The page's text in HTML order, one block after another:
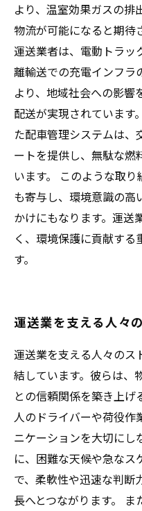
より、温室効果ガスの排
物流が可能になると期待
運送業者は、電動トラッ
離輸送での充電インフラ
より、地域社会への影響
配送が実現されています
た配車管理システムは、
ートを提供し、無駄な燃
います。 このような取
も寄与し、環境意識の高
かけにもなります。運送
く、環境保護に貢献する
す。
運送業を支える人々
運送業を支える人々のス
結しています。彼らは、
との信頼関係を築き上げ
人のドライバーや荷役作
ニケーションを大切にし
に、困難な天候や急なス
で、柔軟性や迅速な判断
長へとつながります。